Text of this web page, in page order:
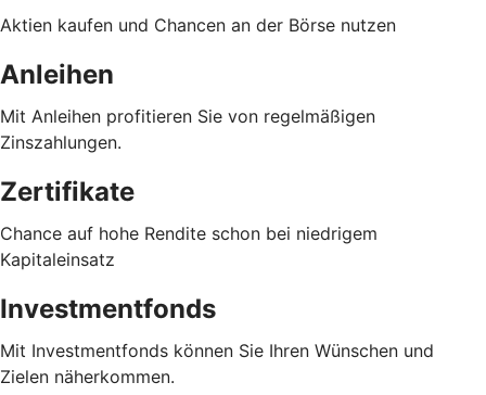
Aktien kaufen und Chancen an der Börse nutzen
Anleihen
Mit Anleihen profitieren Sie von regelmäßigen
Zinszahlungen.
Zertifikate
Chance auf hohe Rendite schon bei niedrigem
Kapitaleinsatz
Investmentfonds
Mit Investmentfonds können Sie Ihren Wünschen und
Zielen näherkommen.